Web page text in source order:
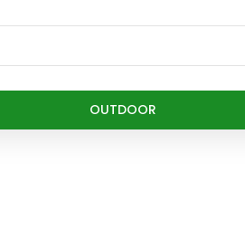
OUTDOOR